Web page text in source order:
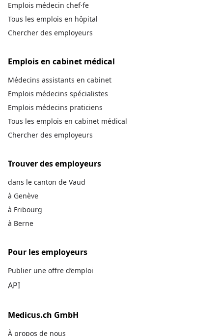
Emplois médecin chef·fe
Tous les emplois en hôpital
Chercher des employeurs
Emplois en cabinet médical
Médecins assistants en cabinet
Emplois médecins spécialistes
Emplois médecins praticiens
Tous les emplois en cabinet médical
Chercher des employeurs
Trouver des employeurs
dans le canton de Vaud
à Genève
à Fribourg
à Berne
Pour les employeurs
Publier une offre d’emploi
API
Medicus.ch GmbH
À propos de nous